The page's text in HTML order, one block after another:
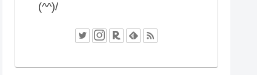
(^^)/